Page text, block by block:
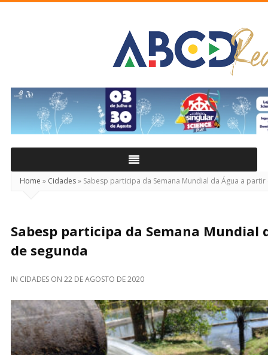
Real
Home » Cidades» Sabesp participa da Semana Mundial da Água a
Sabesp participa da Semana Mundial
de segunda
IN CIDADES ON 22 DE AGOSTO DE 2020